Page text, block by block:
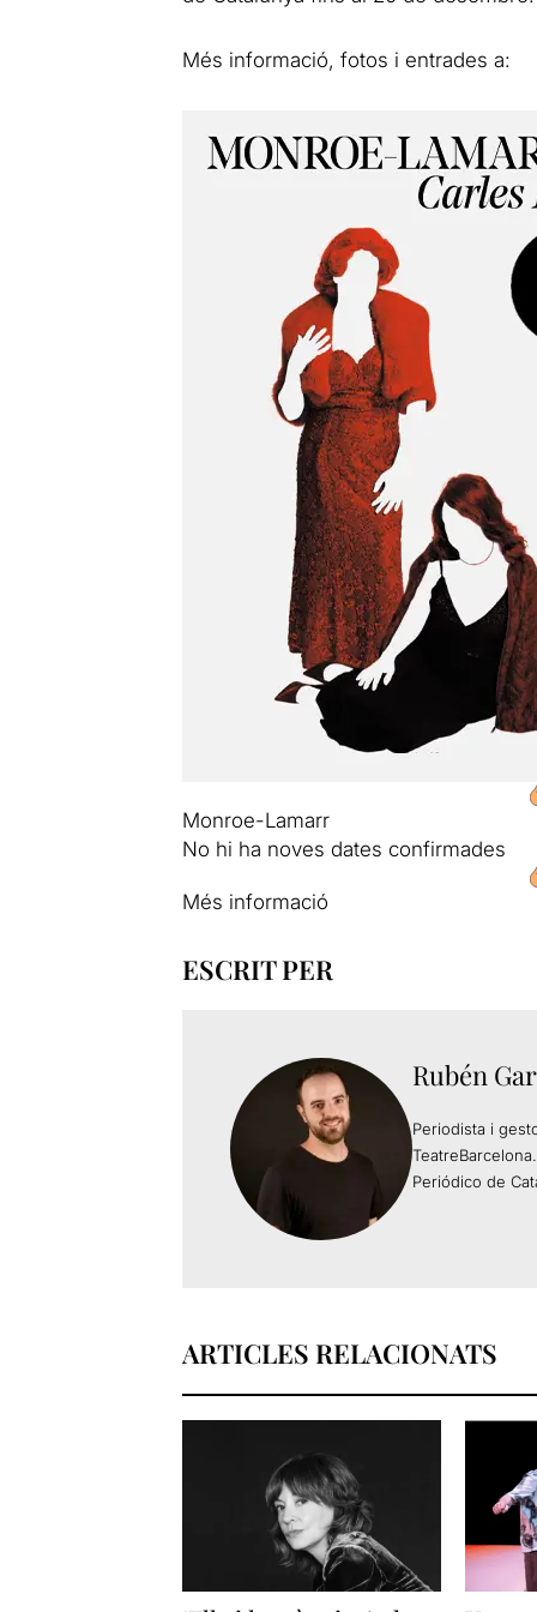
Més informació, fotos i entrades a:
Monroe-Lamarr
No hi ha noves dates confirmades
Més informació
ESCRIT PER
Rubén
Periodista i
Periódico de
ARTICLES RELACIONATS